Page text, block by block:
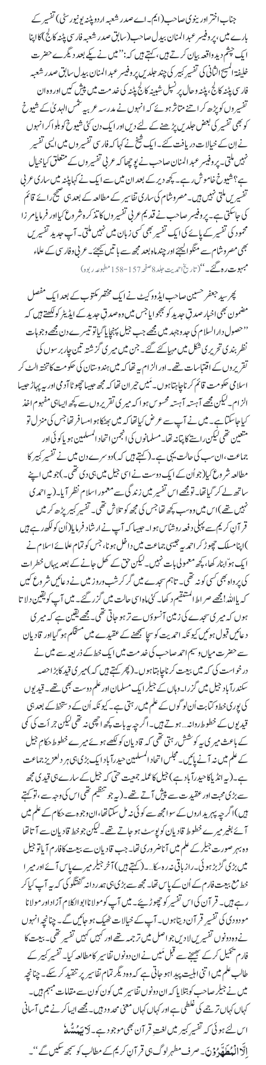
جناب اختراورینوی صاحب (ایم۔ اے صدر شعبہ اردو پٹنہ یونیورسٹی)تفسیر کے
بارے میں، پروفیسر عبدالمنان بیدل صاحب(سابق صدر شعبہ فارسی پٹنہ کالج) کااپنا
ایک چشم دید واقعہ بیان کرتے ہیں، کہتے ہیں کہ:’’میں نے یکے بعد دیگرے حضرت
خلیفۃ المسیح الثانی کی تفسیرِ کبیر کی چند جلدیں پروفیسر عبدالمنان بیدل سابق صدر شعبہ
فارسی پٹنہ کالج، پٹنہ و حال پرنسپل شبینہ کالج پٹنہ کی خدمت میں پیش کیں اور وہ ان
تفسیروں کو پڑھ کر اتنے متاثر ہوئے کہ انہوں نے مدرسہ عربیہ شمس الہدیٰ کے شیوخ
کو بھی تفسیر کی بعض جلدیں پڑھنے کے لئے دیں اور ایک دن کئی شیوخ کو بلوا کر انہوں
نے اِن کے خیالات دریافت کئے۔ ایک شیخ نے کہا کہ فارسی تفسیروں میں ایسی تفسیر
نہیں ملتی۔ پروفیسر عبدالمنان صاحب نے پوچھا کہ عربی تفسیروں کے متعلق کیا خیال
ہے؟ شیوخ خاموش رہے۔ کچھ دیر کے بعد ان میں سے ایک نے کہا پٹنہ میں ساری عربی
تفسیریں ملتی نہیں ہیں۔ مصر و شام کی ساری تفاسیر کے مطالعہ کے بعد ہی صحیح رائے قائم
کی جا سکتی ہے۔ پروفیسر صاحب نے قدیم عربی تفسیروں کا تذکرہ شروع کیا اور فرمایا مرزا
محمود کی تفسیر کے پائے کی ایک تفسیر بھی کسی زبان میں نہیں ملتی۔ آپ جدید تفسیریں
بھی مصر و شام سے منگوا لیجئے اور چند ماہ بعد مجھ سے باتیں کیجئے۔ عربی و فارسی کے علماء
مبہوت رہ گئے۔ ‘‘(تاریخ احمدیت جلد8صفحہ157-158مطبوعہ ربوہ)
پھر سید جعفر حسین صاحب ایڈووکیٹ نے ایک مختصر مکتوب کے بعد ایک مفصل
مضمون بھی اخبار صدقِ جدید کو بھجوایا جس میں وہ صدقِ جدید کے ایڈیٹر کو لکھتے ہیں کہ
’’حصول دارالسلام کی جدو جہد میں مجھے جب جیل پہنچایا گیا تو تیسرے دن مجھے وجوہات
نظر بندی تحریری شکل میں مہیا کئے گئے۔ جن میں میری گزشتہ تین چار برسوں کی
تقریروں کے اقتباسات تھے۔ اور الزام یہ تھا کہ میں ہندوستان کی حکومت کا تختہ الٹ کر
اسلامی حکومت قائم کرنا چاہتا ہوں۔ مَیں حیران تھا کہ مجھ جیسا چھوٹا آدمی اور یہ پہاڑ جیسا
الزام۔ لیکن مجھے آہستہ آہستہ محسوس ہوا کہ میری تقریروں سے کچھ ایسا ہی مفہوم اخذ
کیا جا سکتا ہے۔ میں نے آپ سے عرض کیا تھا کہ میں بھٹکا ہوا مسافر تھا جس کی منزل تو
متعین تھی لیکن راستے کا پتا نہ تھا۔ مسلمانوں کی انجمنِ اتحاد المسلمین ہو یا کوئی اور
جماعت، ان سب کی حالت یہی ہے۔ (کہتے ہیں کہ) دوسرے دن میں نے تفسیر کبیر کا
مطالعہ شروع کیا(جو اُن کے ایک دوست نے اسی جیل میں ہی دی تھی۔ ) جو میں اپنے
ساتھ لے کر گیا تھا۔ تو مجھے اس تفسیر میں زندگی سے معمور اسلام نظر آیا۔ (یہ احمدی
نہیں تھے) اس میں وہ سب کچھ تھا جس کی مجھ کو تلاش تھی۔ تفسیرِ کبیر پڑھ کر میں
قرآنِ کریم سے پہلی دفعہ روشناس ہوا۔ جیسا کہ آپ نے ارشاد فرمایا (اُن کو لکھ رہے ہیں
) اپنا مسلک چھوڑ کر احمدیہ جیسی جماعت میں داخل ہونا، جس کو تمام علمائے اسلام نے
ایک ہوّا بنا رکھا، کچھ معمولی بات نہیں۔ لیکن حق کے کھل جانے کے بعد یہاں خطرات
کی پرواہ بھی کسی کو نہ تھی۔ تاہم سجدے میں گر کر شب و روز میں نے دعائیں شروع کیں
کہ یا اللہ! مجھے صراط المستقیم دکھا۔ کئی ماہ اسی حالت میں گزر گئے۔ میں آپ کو یقین دلاتا
ہوں کہ میری سجدے کی زمین آنسوؤں سے تر ہو جاتی تھی۔ مجھے یقین ہے کہ میری
دعائیں قبول ہوئیں کیونکہ احمدیت کو سچا سمجھنے کے عقیدے میں مستحکم ہو گیا اور قادیان
سے حضرت میاں وسیم احمد صاحب کی خدمت میں ایک خط کے ذریعہ سے میں نے
درخواست کی کہ میں بیعت کرنا چاہتا ہوں۔ (پھر کہتے ہیں کہ) میری قید کا بڑا حصہ
سکندرآباد جیل میں گزرا۔ وہاں کے جیلر ایک مسلمان اور علم دوست بھی تھے۔ قیدیوں
کی پوری خط و کتابت اُن لوگوں کے علم میں رہتی ہے۔ کیونکہ اُن کے دستخط کے بعد ہی
قیدیوں کے خطوط روانہ… ہوتے ہیں۔ اگرچہ یہ بات کچھ اچھی نہ تھی لیکن جرأت کی کمی
کے باعث میری یہ کوشش رہتی تھی کہ قادیان کو لکھے ہوئے میرے خطوط حکامِ جیل
کے علم میں نہ آنے پائیں۔ مجلس اتحاد المسلمین حیدرآباد ایک بڑی ہی ہر دلعزیز جماعت
ہے۔ (یہ انڈیا کا حیدرآباد ہے) جیل کا عملہ جمعیت حتی کہ جیل کے سارے ہی قیدی مجھ
سے بڑی محبت اور عقیدت سے پیش آتے تھے۔ (یہ جو تنظیم تھی اس کی وجہ سے، تو کہتے
ہیں) اگرچہ پہریداروں کے سوا مجھ سے کوئی نہ مل سکتا تھا، ان وجوہ سے حکام کے علم میں
آئے بغیر میرے خطوط قادیان کو پوسٹ ہو جاتے تھے۔ لیکن جو خط قادیان سے آتا تھا
وہ بہر صورت جیلر کے علم میں آنا ضروری تھا۔ جب قادیان سے بیعت کا فارم آیا تو جیل
میں بڑی گڑ بڑ ہوئی۔ راز باقی نہ رہ سکا…۔ (کہتے ہیں ) آخر جیلر میرے پاس آئے اور میرا
خط مع بیعت فارم کے اُن کے پاس تھا۔ مجھ سے بڑی ہی ہمدردانہ گفتگو کی کہ یہ آپ کیا کر
رہے ہیں۔ قرآن کی اس تفسیر کو چھوڑئیے۔ میں آپ کو مولانا ابوالکلام آزاداور مولانا
مودودی کی تفسیرِ قرآن دیتا ہوں۔ آپ کے خیالات ٹھیک ہو جائیں گے۔ چنانچہ انہوں
نے وہ دونوں تفسیریں لا دیں جو اصل میں ترجمہ تھے اور کہیں کہیں تفسیر تھی۔ بیعت کا
فارم تکمیل کر کے بھیجنے سے قبل مَیں نے ان دونوں تفاسیر کا مطالعہ کیا۔ تفسیرِ کبیر کے
طالب علم میں اتنی اہلیت پیدا ہو جاتی ہے کہ وہ دیگر تمام تفاسیر پر تنقید کر سکے۔ چنانچہ
میں نے جیلر صاحب کو بتلایا کہ ان دونوں تفاسیر میں کون کون سے مقامات مبہم ہیں۔
کہاں کہاں ترجمے کی غلطی ہے اور کہاں کہاں معنی محدود ہیں۔ مجھے ایسا کرنے میں آسانی
اس لئے ہوئی کہ تفسیرِ کبیر میں لغتِ قرآن بھی موجود ہے۔لَا یَمُسُّہٗ
اِلَّاالْمُطَھَّرُوْنَ۔ صرف مطہر لوگ ہی قرآنِ کریم کے مطالب کو سمجھ سکیں گے‘‘۔